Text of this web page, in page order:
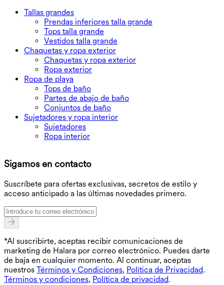
Tallas grandes
Prendas inferiores talla grande
Tops talla grande
Vestidos talla grande
Chaquetas y ropa exterior
Chaquetas y ropa exterior
Ropa exterior
Ropa de playa
Tops de baño
Partes de abajo de baño
Conjuntos de baño
Sujetadores y ropa interior
Sujetadores
Ropa interior
Sigamos en contacto
Suscríbete para ofertas exclusivas, secretos de estilo y
acceso anticipado a las últimas novedades primero.
*Al suscribirte, aceptas recibir comunicaciones de
marketing de Halara por correo electrónico. Puedes darte
de baja en cualquier momento. Al continuar, aceptas
nuestros Términos y Condiciones, Política de Privacidad.
Términos y condiciones, Política de privacidad.